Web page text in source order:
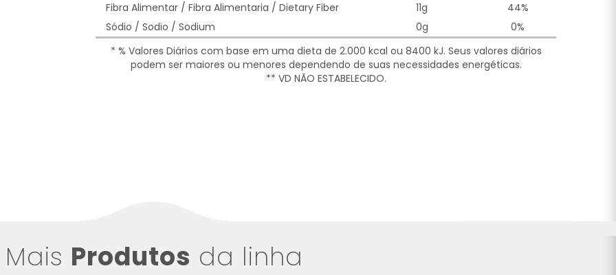
Fibra Alimentar / Fibra Alimentaria / Dietary Fiber 11g
44%
Sódio / Sodio / Sodium
0g
0%
* % Valores Diários com base em uma dieta de 2.000 kcal ou 8400 kJ. Seus valores diários
podem ser maiores ou menores dependendo de suas necessidades energéticas.
** VD NÃO ESTABELECIDO.
Mais Produtos da linha